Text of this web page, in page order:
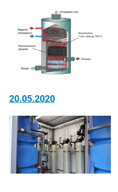
20.05.2020